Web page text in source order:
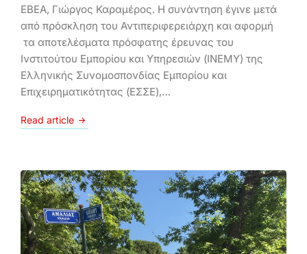
ΕΒΕΑ, Γιώργος Καραμέρος. Η συνάντηση έγινε μετά
από πρόσκληση του Αντιπεριφερειάρχη και αφορμή
τα αποτελέσματα πρόσφατης έρευνας του
Ινστιτούτου Εμπορίου και Υπηρεσιών (ΙΝΕΜΥ) της
Ελληνικής Συνομοσπονδίας Εμπορίου και
Επιχειρηματικότητας (ΕΣΣΕ),…
Read article